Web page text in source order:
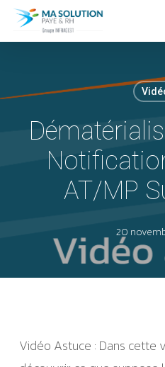
Skip
AT/MP
20
Vidéo Astuce : Dans cette